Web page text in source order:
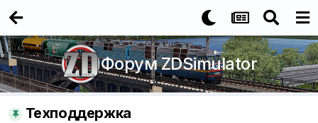
Форум ZDSimulator
Техподдержка